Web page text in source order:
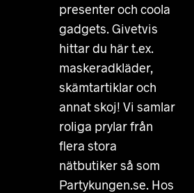
presenter och coola
gadgets. Givetvis
hittar du här t.ex.
maskeradkläder,
skämtartiklar och
annat skoj! Vi samlar
roliga prylar från
flera stora
nätbutiker så som
Partykungen.se. Hos